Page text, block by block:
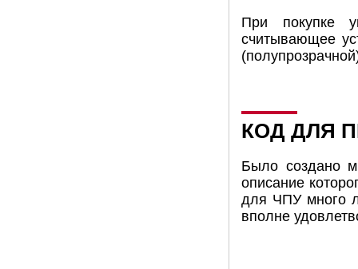
При покупке
считывающее
КОД ДЛЯ
Было создано
описание
для ЧПУ много
вполне